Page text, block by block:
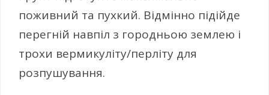
поживний та пухкий. Відмінно підійде
перегній навпіл з городньою землею і
трохи вермикуліту/перліту для
розпушування.